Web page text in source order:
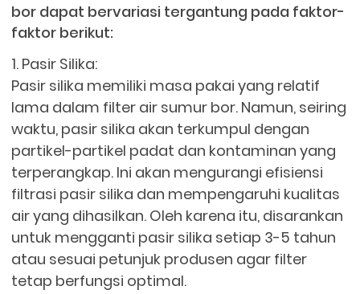
bor dapat bervariasi tergantung pada faktor-
faktor berikut:
1. Pasir Silika:
Pasir silika memiliki masa pakai yang relatif
lama dalam filter air sumur bor. Namun, seiring
waktu, pasir silika akan terkumpul dengan
partikel-partikel padat dan kontaminan yang
terperangkap. Ini akan mengurangi efisiensi
filtrasi pasir silika dan mempengaruhi kualitas
air yang dihasilkan. Oleh karena itu, disarankan
untuk mengganti pasir silika setiap 3-5 tahun
atau sesuai petunjuk produsen agar filter
tetap berfungsi optimal.